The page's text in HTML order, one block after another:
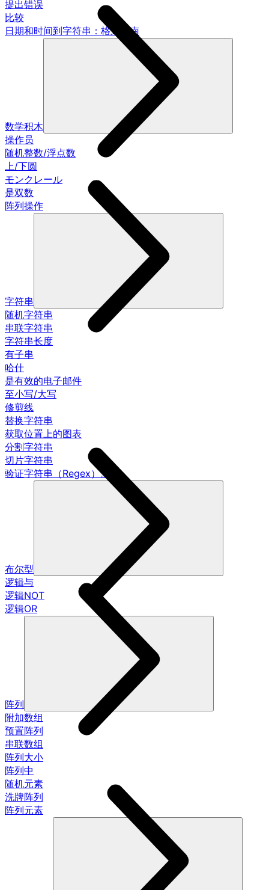
提出错误
比较
日期和时间到字符串：格式指南
数学积木
操作员
随机整数/浮点数
上/下圆
モンクレール
是双数
阵列操作
字符串
随机字符串
串联字符串
字符串长度
有子串
哈什
是有效的电子邮件
至小写/大写
修剪线
替换字符串
获取位置上的图表
分割字符串
切片字符串
验证字符串（Regex）。
布尔型
逻辑与
逻辑NOT
逻辑OR
阵列
附加数组
预置阵列
串联数组
阵列大小
阵列中
随机元素
洗牌阵列
阵列元素